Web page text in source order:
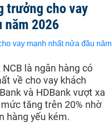
trưởng cho vay
năm 2026
là ngân hàng có
về cho vay khách
và HDBank vượt xa
tăng trên 20% nhờ
hàng yếu kém.